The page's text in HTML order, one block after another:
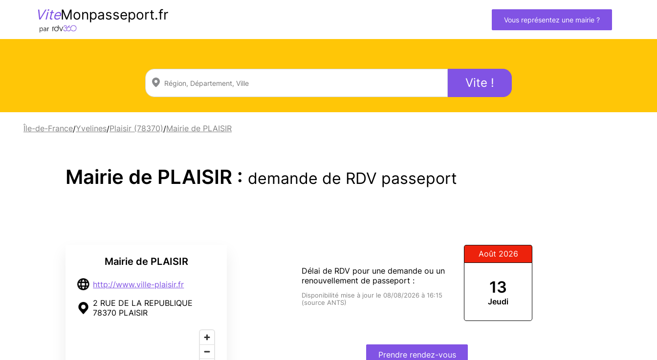
ViteMonpasseport.fr Vous représentez une mairie ?
Vite !
Île-de-France/Yvelines/Plaisir (78370)/Mairie de PLAISIR
Mairie de PLAISIR : demande de RDV passeport
Mairie de PLAISIR
http://www.ville-plaisir.fr
2 RUE DE LA REPUBLIQUE
78370 PLAISIR
Délai de RDV pour une demande ou un
renouvellement de passeport :
Disponibilité mise à jour le 08/08/2026 à 16:15
(source ANTS)
Août 2026
13
Jeudi
Prendre rendez-vous